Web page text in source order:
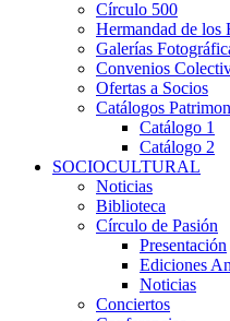
Círculo 500
Hermandad de los
Galerías
Convenios
Ofertas a Socios
Catálogos
Catálogo 1
Catálogo 2
SOCIOCULTURAL
Noticias
Biblioteca
Círculo de Pasión
Presentación
Ediciones
Noticias
Conciertos